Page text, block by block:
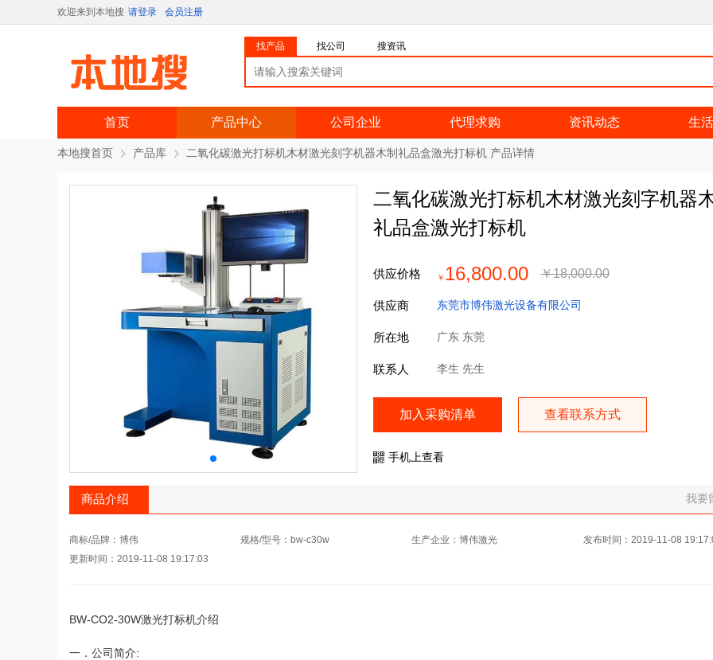
欢迎来到本地搜 请登录 会员注册
找产品 找公司 搜资讯
首页 产品中心 公司企业 代理求购 资讯动态 生
本地搜首页 产品库 二氧化碳激光打标机木材激光刻字机器木制礼品盒激光打标机 产品详情
二氧化碳激光打标机木材激光刻字机器
礼品盒激光打标机
供应价格 ￥ 16,800.00 ￥18,000.00
供应商 东莞市博伟激光设备有限公司
所在地 广东 东莞
联系人 李生 先生
加入采购清单 查看联系方式
手机上查看
商品介绍 我要
商标/品牌：博伟 规格/型号：bw-c30w 生产企业：博伟激光
发布时间：2019-11-08
更新时间：2019-11-08 19:17:03
BW-CO2-30W激光打标机介绍
一．公司简介: